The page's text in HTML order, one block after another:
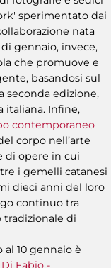
sperimentato dai
nata
di gennaio, invece,
che promuove e
basandosi sul
seconda edizione,
italiana. Infine,
contemporaneo
corpo nell’arte
di opere in cui
i gemelli catanesi
dieci anni del loro
continuo tra
di
al 10 gennaio è
Fabio -